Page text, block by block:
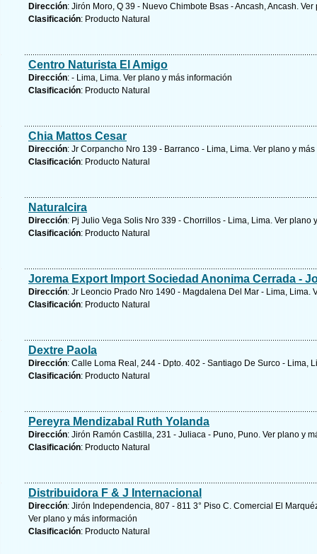
Dirección: Jirón Moro, Q 39 - Nuevo Chimbote Bsas - Ancash, Ancash. Ver
Clasificación: Producto Natural
Centro Naturista El Amigo
Dirección: - Lima, Lima. Ver plano y más información
Clasificación: Producto Natural
Chia Mattos Cesar
Dirección: Jr Corpancho Nro 139 - Barranco - Lima, Lima. Ver plano y más
Clasificación: Producto Natural
Naturalcira
Dirección: Pj Julio Vega Solis Nro 339 - Chorrillos - Lima, Lima. Ver plano y
Clasificación: Producto Natural
Jorema Export Import Sociedad Anonima Cerrada -
Dirección: Jr Leoncio Prado Nro 1490 - Magdalena Del Mar - Lima, Lima.
Clasificación: Producto Natural
Dextre Paola
Dirección: Calle Loma Real, 244 - Dpto. 402 - Santiago De Surco - Lima,
Clasificación: Producto Natural
Pereyra Mendizabal Ruth Yolanda
Dirección: Jirón Ramón Castilla, 231 - Juliaca - Puno, Puno. Ver plano y
Clasificación: Producto Natural
Distribuidora F & J Internacional
Dirección: Jirón Independencia, 807 - 811 3° Piso C. Comercial El
Ver plano y más información
Clasificación: Producto Natural